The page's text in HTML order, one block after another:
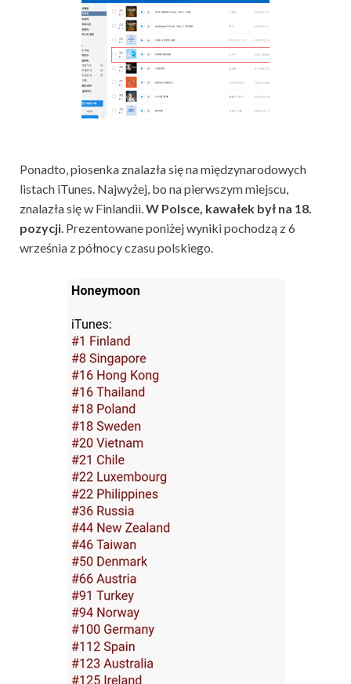
Ponadto, piosenka znalazła się na międzynarodowych
listach iTunes. Najwyżej, bo na pierwszym miejscu,
znalazła się w Finlandii.W Polsce, kawałek był na 18.
pozycji. Prezentowane poniżej wyniki pochodzą z 6
września z północy czasu polskiego.